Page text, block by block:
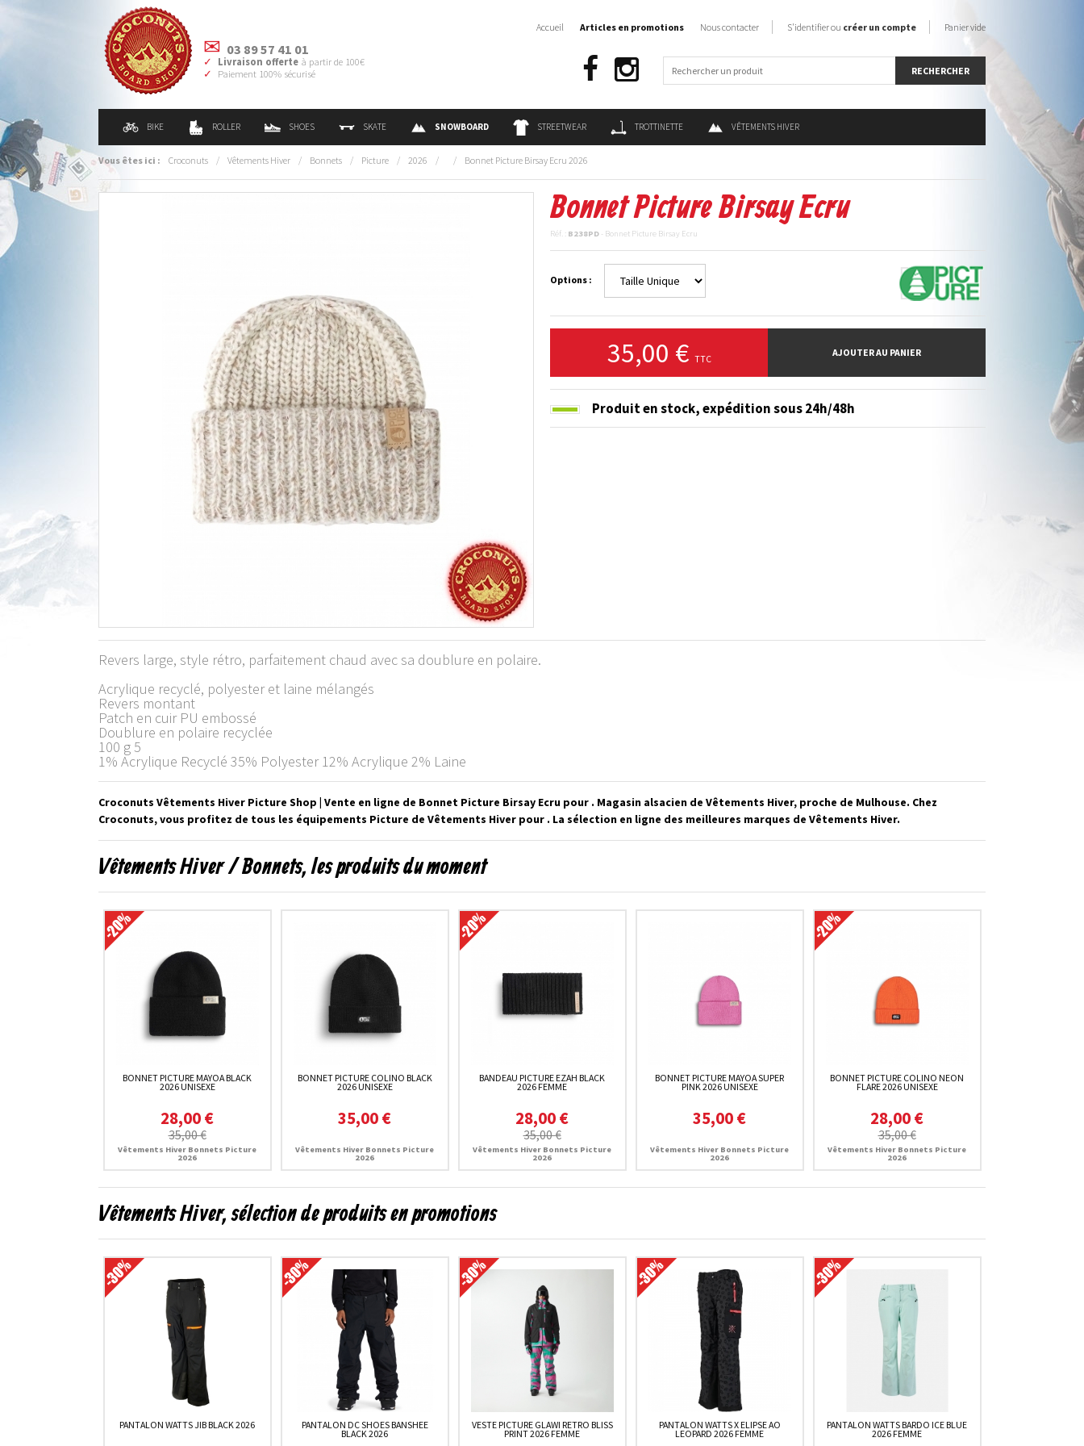
03 89 57 41 01
Livraison offerte à partir de 100€
Paiement 100% sécurisé
BIKE ROLLER SHOES SKATE SNOWBOARD STREETWEAR TROTTINETTE VÊTEMENTS HIVER
Accueil Articles en promotions Nous contacter S'identifier ou créer un compte Panier vide
Vous êtes ici : Croconuts / Vêtements Hiver / Bonnets / Picture / 2026 / / Bonnet Picture Birsay Ecru 2026
Bonnet Picture Birsay Ecru
Réf. : B238PD - Bonnet Picture Birsay Ecru
Options :
35,00 € TTC
AJOUTER AU PANIER
Produit en stock,expédition sous 24h/48h
Revers large, style rétro, parfaitement chaud avec sa doublure en polaire.
Acrylique recyclé, polyester et laine mélangés
Revers montant
Patch en cuir PU embossé
Doublure en polaire recyclée
100 g 5
1% Acrylique Recyclé 35% Polyester 12% Acrylique 2% Laine
Croconuts Vêtements Hiver Picture Shop | Vente en ligne de Bonnet Picture Birsay Ecru pour . Magasin alsacien de Vêtements Hiver, proche de Mulhouse. Chez
Croconuts, vous profitez de tous les équipements Picture de Vêtements Hiver pour . La sélection en ligne des meilleures marques de Vêtements Hiver.
Vêtements Hiver / Bonnets, les produits du moment
BONNET PICTURE MAYOA BLACK
2026 UNISEXE
28,00 €
35,00 €
Vêtements Hiver Bonnets Picture
2026
BONNET PICTURE COLINO BLACK
2026 UNISEXE
35,00 €
Vêtements Hiver Bonnets Picture
2026
BANDEAU PICTURE EZAH BLACK
2026 FEMME
28,00 €
35,00 €
Vêtements Hiver Bonnets Picture
2026
BONNET PICTURE MAYOA SUPER
PINK 2026 UNISEXE
35,00 €
Vêtements Hiver Bonnets Picture
2026
BONNET PICTURE COLINO NEON
FLARE 2026 UNISEXE
28,00 €
35,00 €
Vêtements Hiver Bonnets Picture
2026
Vêtements Hiver, sélection de produits en promotions
PANTALON WATTS JIB BLACK 2026 PANTALON DC SHOES BANSHEE
BLACK 2026
VESTE PICTURE GLAWI RETRO BLISS
PRINT 2026 FEMME
PANTALON WATTS X ELIPSE AO
LEOPARD 2026 FEMME
PANTALON WATTS BARDO ICE BLUE
2026 FEMME